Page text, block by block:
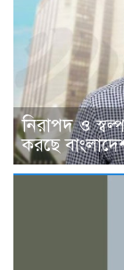
নিরাপদ ও
করছে